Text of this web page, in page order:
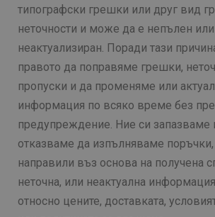
типографски грешки или друг вид
неточности и може да е непълен или
неактуализиран. Поради тази
правото да поправяме грешки,
пропуски и да променяме или
информация по всяко време без
предупреждение. Ние си запазваме
отказваме да изпълняваме поръчки,
направили въз основа на получена
неточна, или неактуална
относно цените, доставката,